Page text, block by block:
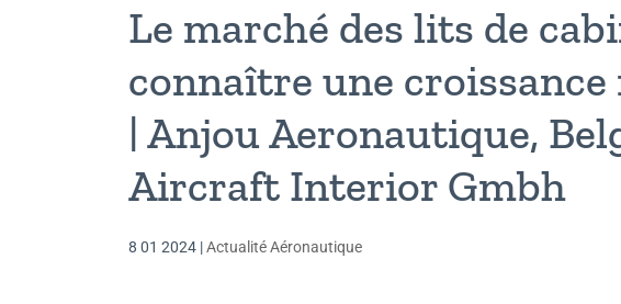
Le marché des lits de
connaître une croissance
| Anjou Aeronautique,
Aircraft Interior Gmbh
8 01 2024 |Actualité Aéronautique